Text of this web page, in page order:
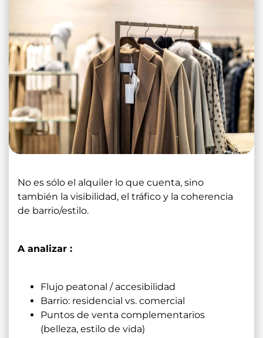
No es sólo el alquiler lo que cuenta, sino
también la visibilidad, el tráfico y la coherencia
de barrio/estilo.
A analizar :
Flujo peatonal / accesibilidad
Barrio: residencial vs. comercial
Puntos de venta complementarios
(belleza, estilo de vida)